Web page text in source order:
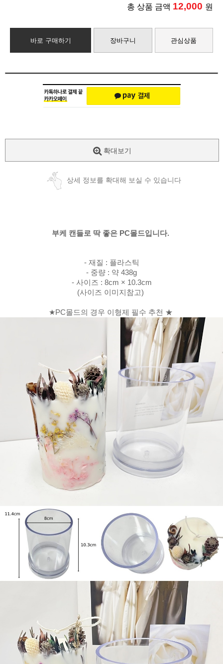
총 상품 금액 12,000 원
바로 구매하기 장바구니 관심상품
확대보기
상세 정보를 확대해 보실 수 있습니다
부케 캔들로 딱 좋은 PC몰드입니다.
- 재질 : 플라스틱
- 중량 : 약 438g
- 사이즈 : 8cm × 10.3cm
(사이즈 이미지참고)
★PC몰드의 경우 이형제 필수 추천 ★